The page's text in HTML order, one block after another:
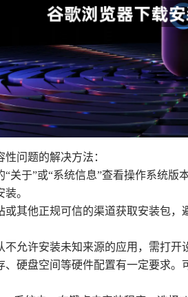
问题的解决方法：
关于”或“系统信息”查看操作系统
。
或其他正规可信的渠道获取安装包
允许安装未知来源的应用，需打开
硬盘空间等硬件配置有一定要求